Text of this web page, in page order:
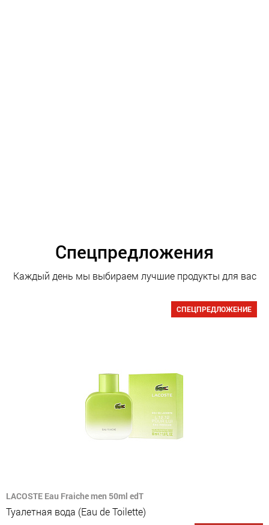
Спецпредложения
Каждый день мы выбираем лучшие продукты для вас
СПЕЦПРЕДЛОЖЕНИЕ
LACOSTE Eau Fraiche men 50ml edT
Туалетная вода (Eau de Toilette)